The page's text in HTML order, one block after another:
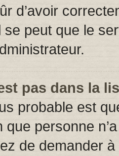
d’avoir
se peut que le
pas dans la
probable est
que personne
de demander à